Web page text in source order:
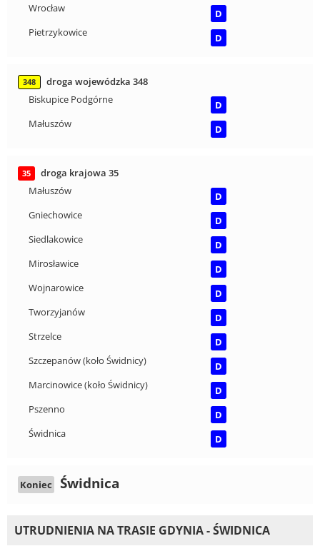
Wrocław
D
Pietrzykowice
D
348
droga wojewódzka 348
Biskupice Podgórne
D
Małuszów
D
35
droga krajowa 35
Małuszów
D
Gniechowice
D
Siedlakowice
D
Mirosławice
D
Wojnarowice
D
Tworzyjanów
D
Strzelce
D
Szczepanów (koło Świdnicy)
D
Marcinowice (koło Świdnicy)
D
Pszenno
D
Świdnica
D
Koniec Świdnica
UTRUDNIENIA NA TRASIE GDYNIA - ŚWIDNICA